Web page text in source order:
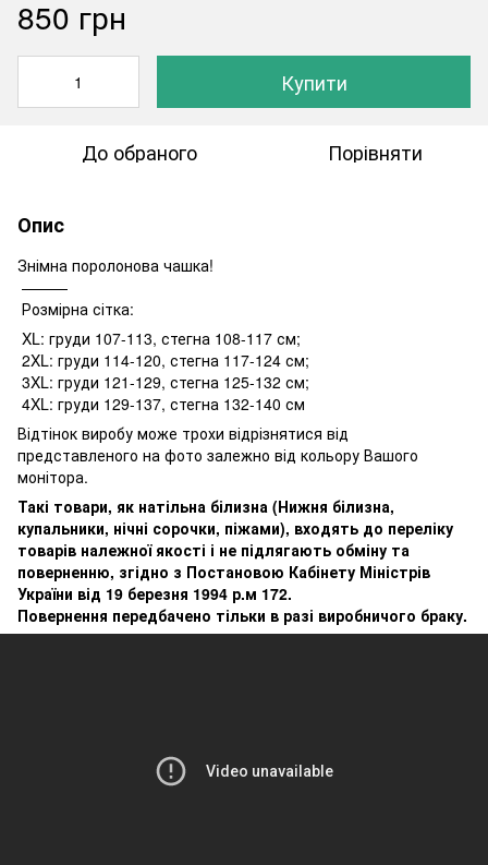
850 грн
Купити
До обраного Порівняти
Опис
Знімна поролонова чашка!
———
Розмірна сітка:
XL: груди 107-113, стегна 108-117 см;
2XL: груди 114-120, стегна 117-124 см;
3XL: груди 121-129, стегна 125-132 см;
4XL: груди 129-137, стегна 132-140 см
Відтінок виробу може трохи відрізнятися від
представленого на фото залежно від кольору Вашого
монітора.
Такі товари, як натільна білизна (Нижня білизна,
купальники, нічні сорочки, піжами), входять до переліку
товарів належної якості і не підлягають обміну та
поверненню, згідно з Постановою Кабінету Міністрів
України від 19 березня 1994 р.м 172.
Повернення передбачено тільки в разі виробничого браку.